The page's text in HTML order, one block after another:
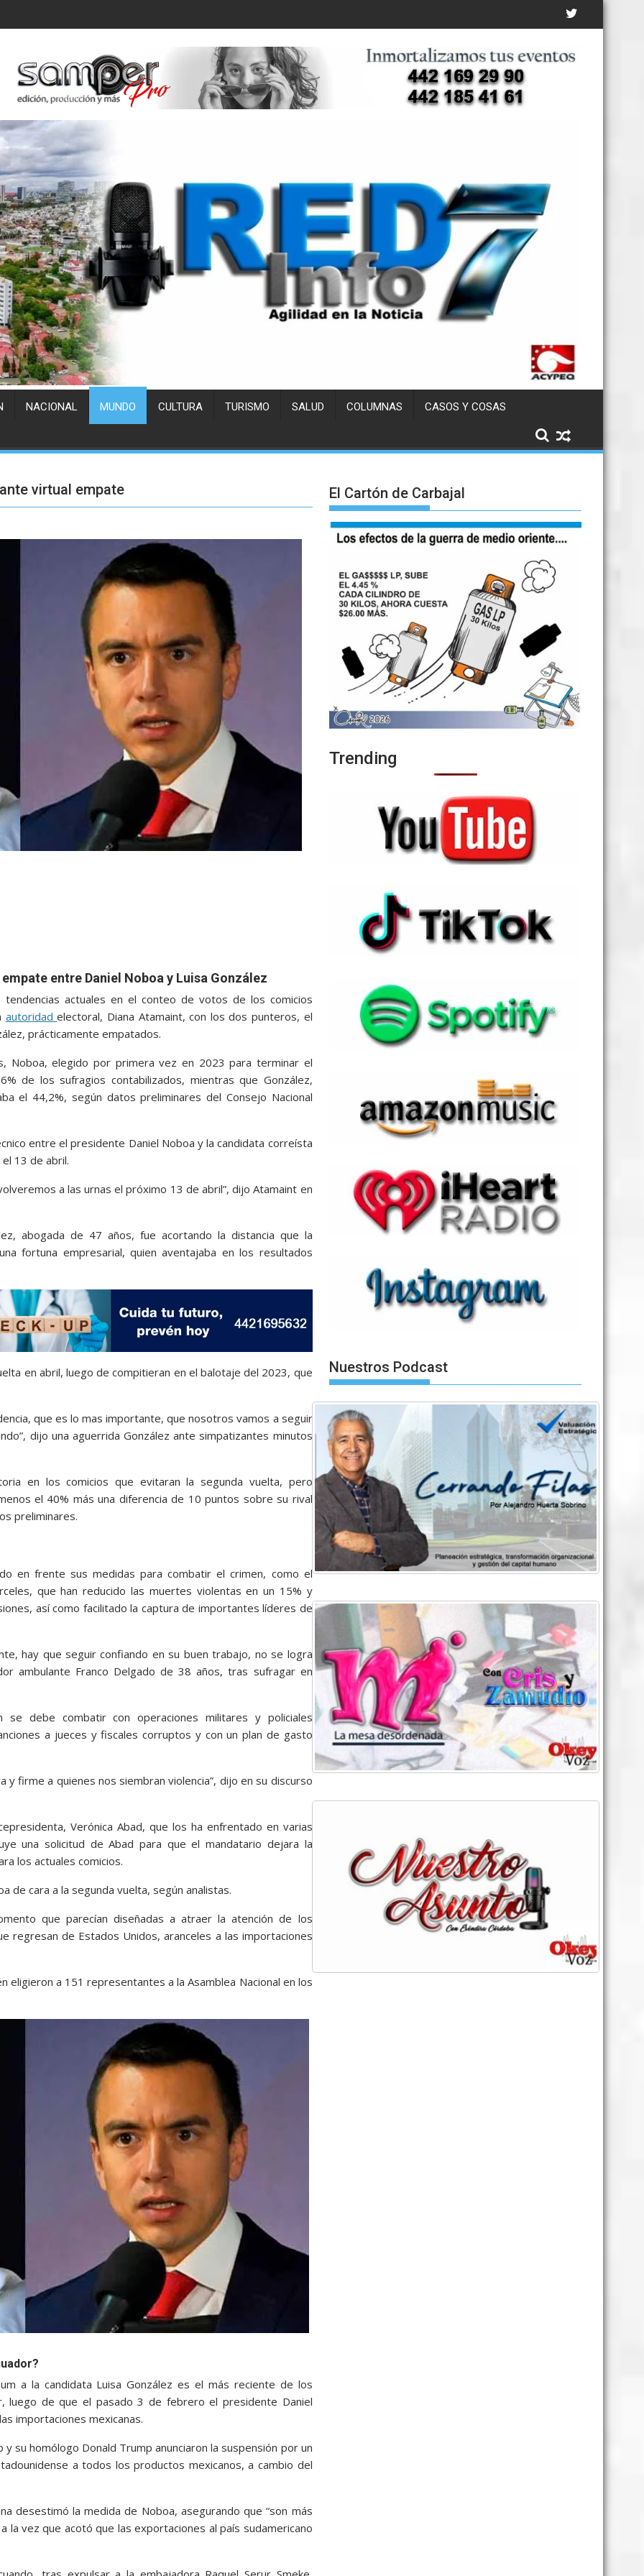
NACIONAL MUNDO CULTURA TURISMO SALUD COLUMNAS CASOS Y COSAS
virtual empate
entre Daniel Noboa y Luisa González
actuales en el conteo de votos de los comicios
autoridadelectoral, Diana Atamaint, con los dos punteros, el
prácticamente empatados.
Noboa, elegido por primera vez en 2023 para terminar el
de los sufragios contabilizados, mientras que González,
el 44,2%, según datos preliminares del Consejo Nacional
entre el presidente Daniel Noboa y la candidata correísta
13 de abril.
a las urnas el próximo 13 de abril”, dijo Atamaint en
abogada de 47 años, fue acortando la distancia que la
fortuna empresarial, quien aventajaba en los resultados
en abril, luego de compitieran en el balotaje del 2023, que
que es lo mas importante, que nosotros vamos a seguir
dijo una aguerrida González ante simpatizantes minutos
en los comicios que evitaran la segunda vuelta, pero
el 40% más una diferencia de 10 puntos sobre su rival
preliminares.
en frente sus medidas para combatir el crimen, como el
que han reducido las muertes violentas en un 15% y
así como facilitado la captura de importantes líderes de
hay que seguir confiando en su buen trabajo, no se logra
ambulante Franco Delgado de 38 años, tras sufragar en
debe combatir con operaciones militares y policiales
a jueces y fiscales corruptos y con un plan de gasto
y firme a quienes nos siembran violencia”, dijo en su discurso
Verónica Abad, que los ha enfrentado en varias
una solicitud de Abad para que el mandatario dejara la
los actuales comicios.
de cara a la segunda vuelta, según analistas.
que parecían diseñadas a atraer la atención de los
regresan de Estados Unidos, aranceles a las importaciones
eligieron a 151 representantes a la Asamblea Nacional en los
a la candidata Luisa González es el más reciente de los
luego de que el pasado 3 de febrero el presidente Daniel
importaciones mexicanas.
su homólogo Donald Trump anunciaron la suspensión por un
a todos los productos mexicanos, a cambio del
desestimó la medida de Noboa, asegurando que “son más
la vez que acotó que las exportaciones al país sudamericano
El Cartón de Carbajal
Trending
Nuestros Podcast